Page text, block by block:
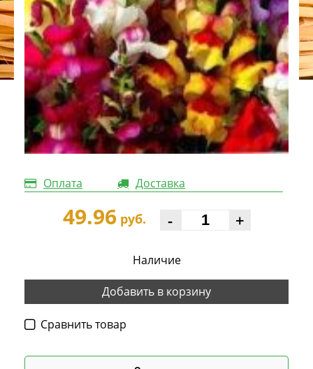
Оплата Доставка
49.96руб. - +
Наличие
Добавить в корзину
Cравнить товар